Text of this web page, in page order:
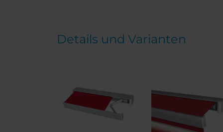
Details und Varianten